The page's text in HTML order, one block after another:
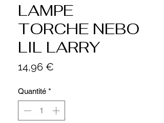
LAMPE
TORCHE NEBO
LIL LARRY
14,96 €
Quantité *